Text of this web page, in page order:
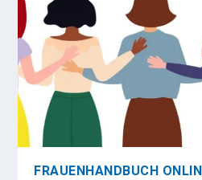
FRAUENHANDBUCH